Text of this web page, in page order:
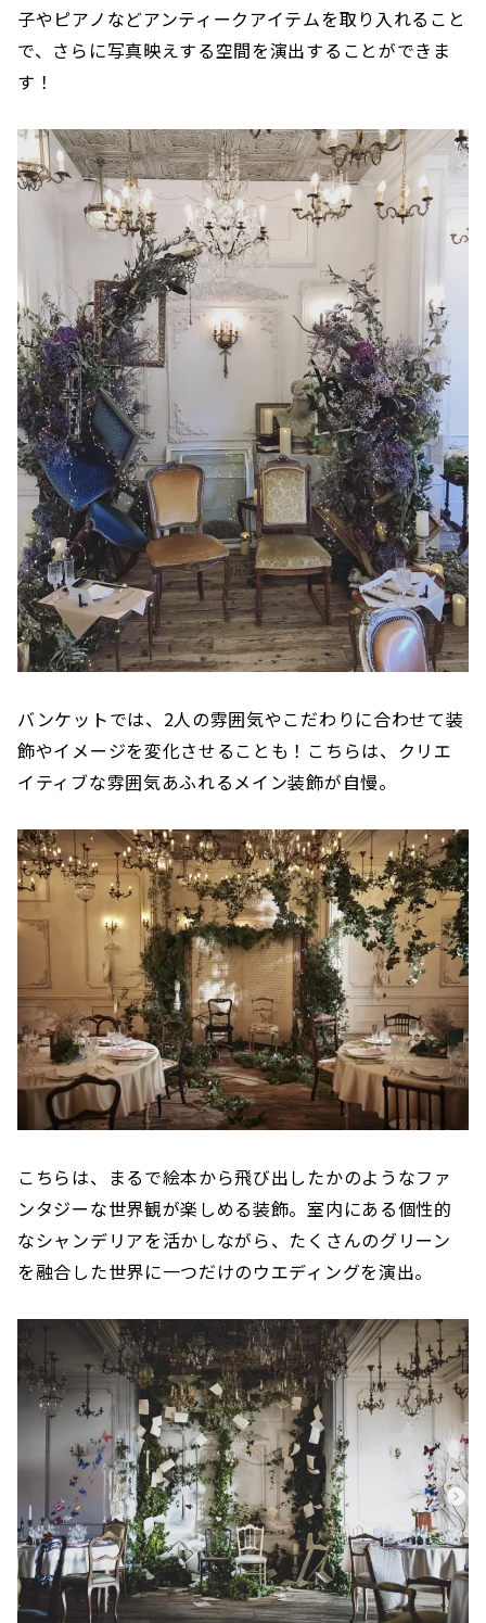
子やピアノなどアンティークアイテムを取り入れること
で、さらに写真映えする空間を演出することができま
す！
バンケットでは、2人の雰囲気やこだわりに合わせて装
飾やイメージを変化させることも！こちらは、クリエ
イティブな雰囲気あふれるメイン装飾が自慢。
こちらは、まるで絵本から飛び出したかのようなファ
ンタジーな世界観が楽しめる装飾。室内にある個性的
なシャンデリアを活かしながら、たくさんのグリーン
を融合した世界に一つだけのウエディングを演出。